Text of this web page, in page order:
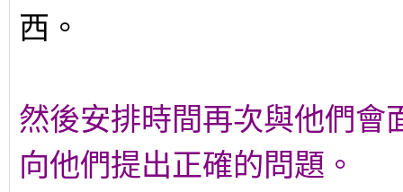
西。
然後安排時間再次與他們會
向他們提出正確的問題。